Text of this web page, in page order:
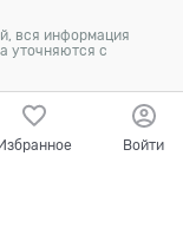
вся информация
уточняются с
Войти